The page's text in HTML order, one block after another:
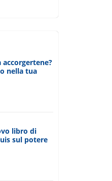
nella tua
libro di
sul potere